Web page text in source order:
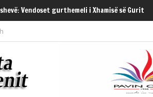
Vendoset gurthemeli i Xhamisë së Gurit